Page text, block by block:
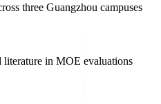
three Guangzhou campuses
literature in MOE evaluations